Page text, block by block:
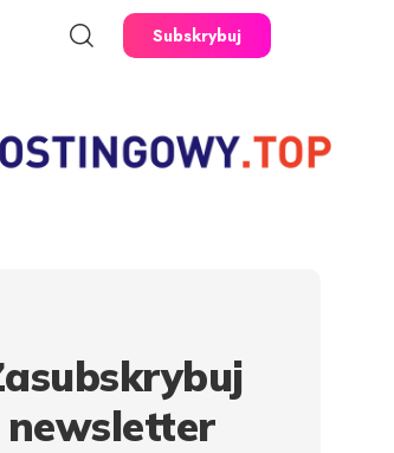
Subskrybuj
newsletter